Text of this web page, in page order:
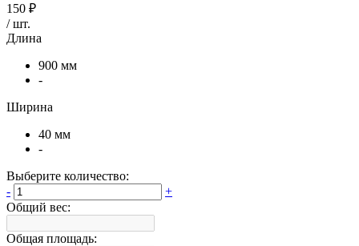
150 ₽
/шт.
Длина
900 мм
-
Ширина
40 мм
-
Выберите количество:
-
+
Общий вес:
Общая площадь: